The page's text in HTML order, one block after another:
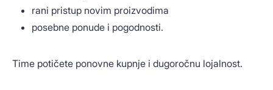
rani pristup novim proizvodima
posebne ponude i pogodnosti.
Time potičete ponovne kupnje i dugoročnu lojalnost.